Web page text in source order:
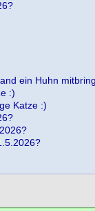
ein Huhn
:)
Katze :)